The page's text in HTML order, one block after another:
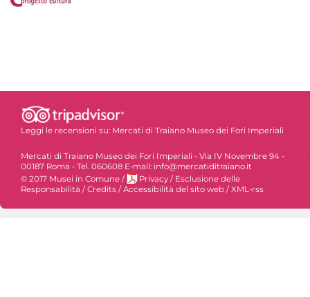
Leggi le recensioni su: Mercati di Traiano Museo dei Fori Imperiali
Mercati di Traiano Museo dei Fori Imperiali - Via IV Novembre 94 -
00187 Roma - Tel. 060608 E-mail: info@mercatiditraiano.it
© 2017 Musei in Comune / Privacy / Esclusione delle
Responsabilità / Credits / Accessibilità del sito web / XML-rss